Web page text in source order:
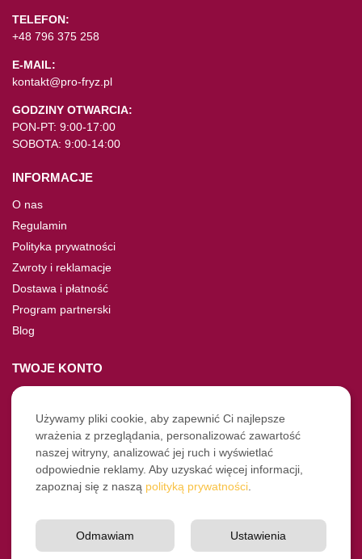
TELEFON:
+48 796 375 258
E-MAIL:
kontakt@pro-fryz.pl
GODZINY OTWARCIA:
PON-PT: 9:00-17:00
SOBOTA: 9:00-14:00
INFORMACJE
O nas
Regulamin
Polityka prywatności
Zwroty i reklamacje
Dostawa i płatność
Program partnerski
Blog
TWOJE KONTO
Moje konto
Nie pamiętasz hasła?
Twoje zamówienia
NASZE SOCIALE
Instagram
YouTube
Używamy pliki cookie, aby zapewnić Ci najlepsze
wrażenia z przeglądania, personalizować zawartość
naszej witryny, analizować jej ruch i wyświetlać
odpowiednie reklamy. Aby uzyskać więcej informacji,
zapoznaj się z naszą polityką prywatności
Ustawienia
Odmawiam